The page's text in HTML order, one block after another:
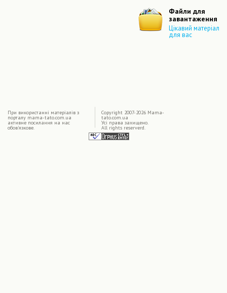
Файли для
завантаження
Цікавий матеріал
для вас
При використаннi матерiалiв з
порталу mama-tato.com.ua
активне посилання на нас
обов'язкове.
Copyright 2007-2026 Mama-
tato.com.ua
Усі права захищено.
All rights reserverd.